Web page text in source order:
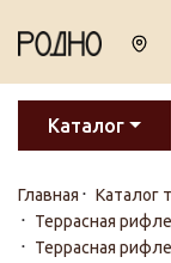
Каталог
Главная Каталог
Террасная
Террасная